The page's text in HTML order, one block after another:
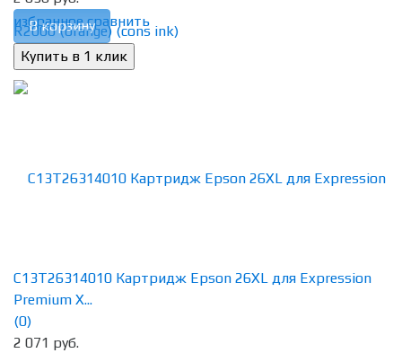
избранное сравнить
В корзину
C13T26314010 Картридж Epson 26XL для Expression
Premium X...
(0)
2 071 руб.